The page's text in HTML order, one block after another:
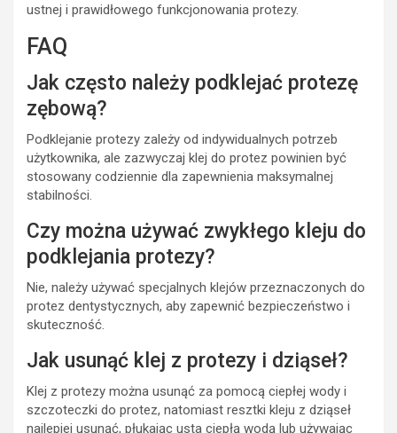
ustnej i prawidłowego funkcjonowania protezy.
FAQ
Jak często należy podklejać protezę
zębową?
Podklejanie protezy zależy od indywidualnych potrzeb
użytkownika, ale zazwyczaj klej do protez powinien być
stosowany codziennie dla zapewnienia maksymalnej
stabilności.
Czy można używać zwykłego kleju do
podklejania protezy?
Nie, należy używać specjalnych klejów przeznaczonych do
protez dentystycznych, aby zapewnić bezpieczeństwo i
skuteczność.
Jak usunąć klej z protezy i dziąseł?
Klej z protezy można usunąć za pomocą ciepłej wody i
szczoteczki do protez, natomiast resztki kleju z dziąseł
najlepiej usunąć, płukając usta ciepłą wodą lub używając